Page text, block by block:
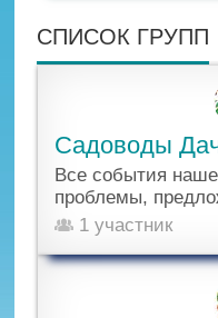
СПИСОК ГРУПП
Садоводы
Все события
проблемы,
1 участник